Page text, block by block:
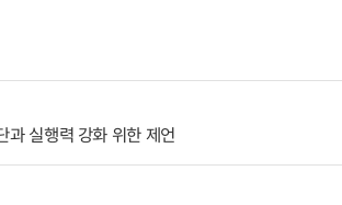
과 실행력 강화 위한 제언